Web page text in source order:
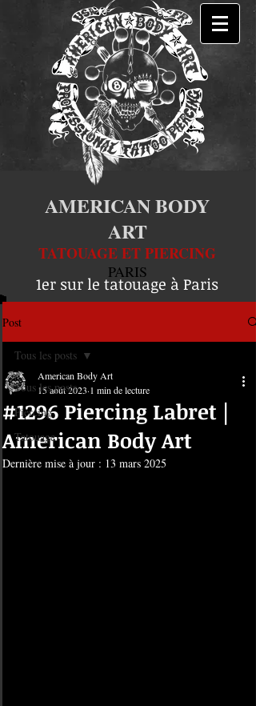
AMERICAN BODY
ART
TATOUAGE ET PIERCING
PARIS
1er sur le tatouage à Paris
Post
Tous les posts
Piercing
Tatouage
Tous les posts
#1296 Piercing Labret |
American Body Art
American Body Art
15 août 2023 1 min de lecture
Dernière mise à jour : 13 mars 2025